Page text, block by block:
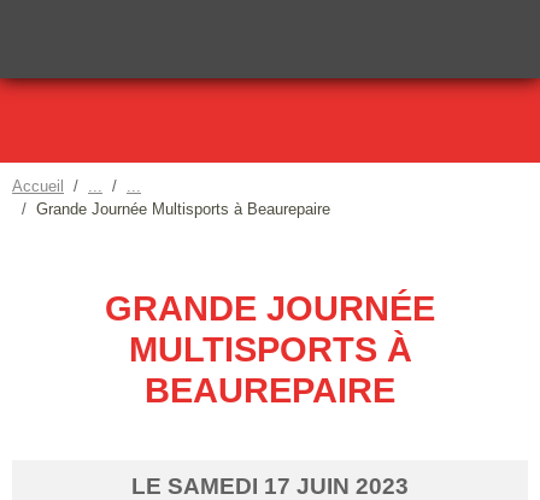
Accueil
Grande Journée Multisports à Beaurepaire
GRANDE JOURNÉE
MULTISPORTS À
BEAUREPAIRE
LE SAMEDI 17 JUIN 2023